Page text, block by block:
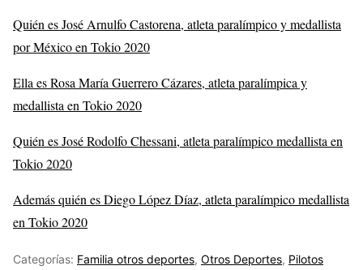
Quién es José Arnulfo Castorena, atleta paralímpico y medallista
por México en Tokio 2020
Ella es Rosa María Guerrero Cázares, atleta paralímpica y
medallista en Tokio 2020
Quién es José Rodolfo Chessani, atleta paralímpico medallista en
Tokio 2020
Además quién es Diego López Díaz, atleta paralímpico medallista
en Tokio 2020
Categorías: Familia otros deportes, Otros Deportes, Pilotos